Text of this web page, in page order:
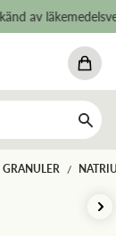
av
GRANULER /